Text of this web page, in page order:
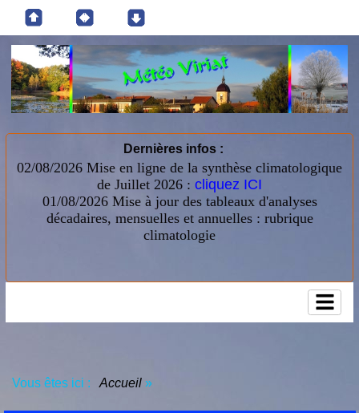
Dernières infos :
02/08/2026 Mise en ligne de la synthèse climatologique
de Juillet 2026 : cliquez ICI
01/08/2026 Mise à jour des tableaux d'analyses
décadaires, mensuelles et annuelles : rubrique
climatologie
Vous êtes ici : Accueil »